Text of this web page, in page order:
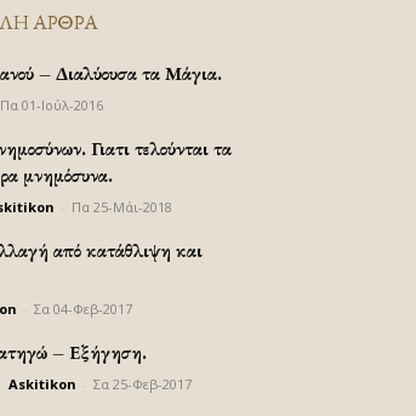
ΑΡΘΡΑ
– Διαλύουσα τα Μάγια.
Πα 01-Ιούλ-2016
Γιατι τελούνται τα
μνημόσυνα.
Πα 25-Μάι-2018
από κατάθλιψη και
Σα 04-Φεβ-2017
– Εξήγηση.
Askitikon Σα 25-Φεβ-2017